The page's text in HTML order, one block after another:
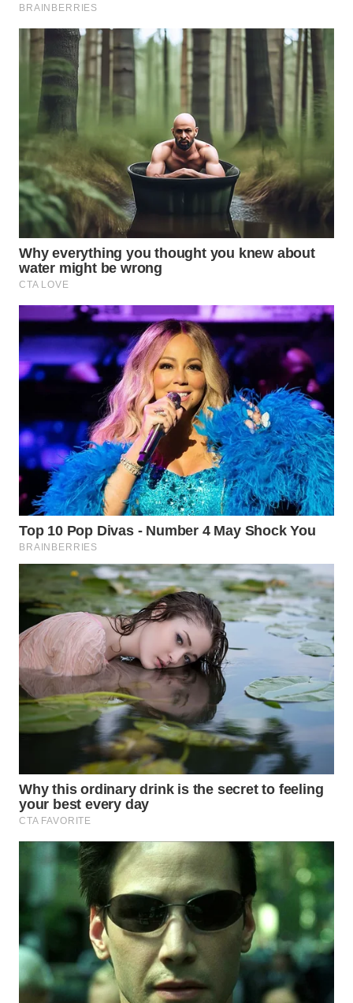
WN
INDRAMAYU
WN
KUNINGAN
WN
MAJALENGKA
WN
SUBANG
WN
SUKABUMI
WN
PURWAKARTA
WN
PRIANGAN
WN
SEMARANG
WN
SOLO
WN
BOROBUDUR
WN
MADURA
WN
SURABAYA
WN
WN
BINTAN
WN
MANDALIKA
WN
WN
LABUANBAJO